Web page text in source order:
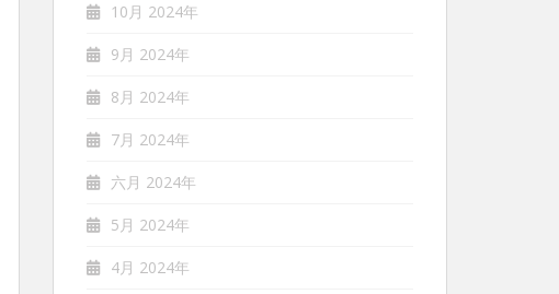
10月 2024年
9月 2024年
8月 2024年
7月 2024年
六月 2024年
5月 2024年
4月 2024年